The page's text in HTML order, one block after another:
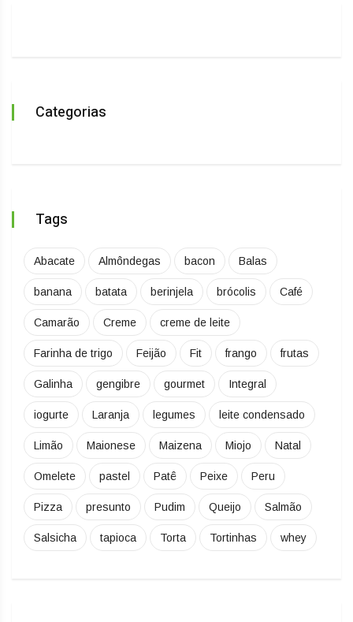
Categorias
Tags
Abacate Almôndegas bacon Balas
banana batata berinjela brócolis Café
Camarão Creme creme de leite
Farinha de trigo Feijão Fit frango frutas
Galinha gengibre gourmet Integral
iogurte Laranja legumes leite condensado
Limão Maionese Maizena Miojo Natal
Omelete pastel Patê Peixe Peru
Pizza presunto Pudim Queijo Salmão
Salsicha tapioca Torta Tortinhas whey